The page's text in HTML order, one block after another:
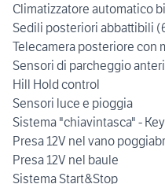
Climatizzatore automatico
Sedili posteriori abbattibili
Telecamera posteriore con
Sensori di parcheggio
Hill Hold control
Sensori luce e pioggia
Sistema "chiavintasca" -
Presa 12V nel vano
Presa 12V nel baule
Sistema Start&Stop